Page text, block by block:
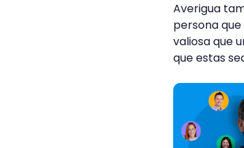
Averigua
persona
valiosa que
que estas